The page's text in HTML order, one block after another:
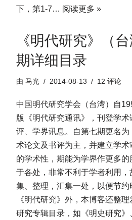
下，第1-7… 阅读更多 »
《明代研究》（
期详细目录
由 马光 2014-08-13 12 评论
中国明代研究学会（台湾）自
版《明代研究通讯》，刊登学
评、学界讯息。自第七期更名
术论文及书评为主，并建立学
的学术性，期能为学界作更多
于各处，非常不利于学者利用，
集、整理，汇集一处，以便节
《明代研究》外，本博客还整
研究专辑目录，如《明史研究》